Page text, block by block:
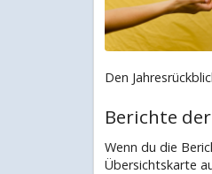
Den
Berichte
Wenn du die
Übersichtskarte